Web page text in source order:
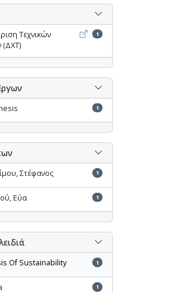
Τεχνικών
(ΔΧΤ)
Διαχείριση Τεχνικών
1
1
Στέφανος 1
Εύα 1
Of Sustainability 1
1